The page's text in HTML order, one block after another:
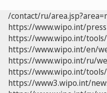
/contact/ru/
https://www.wipo.int/
https://www.wipo.int/
https://www.wipo.int/en/
https://www.wipo.int/ru/
https://www.wipo.int/
https://www3.wipo.int/